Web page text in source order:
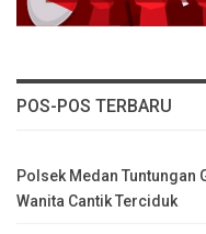
POS-POS TERBARU
Polsek Medan Tuntungan
Wanita Cantik Terciduk